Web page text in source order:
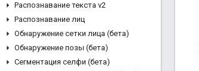
Распознавание текста v2
Распознавание лиц
Обнаружение сетки лица (бета)
Обнаружение позы (бета)
Сегментация селфи (бета)